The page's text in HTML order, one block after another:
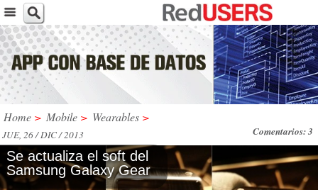
Home > Mobile > Wearables >
Comentarios: 3
JUE, 26 / DIC / 2013
Se actualiza el soft del
Samsung Galaxy Gear